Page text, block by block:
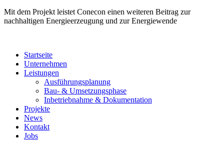
Mit dem Projekt leistet Conecon einen weiteren Beitrag zur
nachhaltigen Energieerzeugung und zur Energiewende
Startseite
Unternehmen
Leistungen
Ausführungsplanung
Bau- & Umsetzungsphase
Inbetriebnahme & Dokumentation
Projekte
News
Kontakt
Jobs